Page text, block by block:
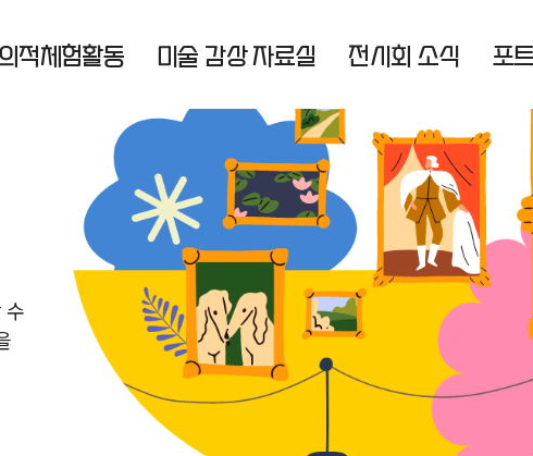
적체험활동 미술 감상 자료실 전시회 소식 포
합검색
수